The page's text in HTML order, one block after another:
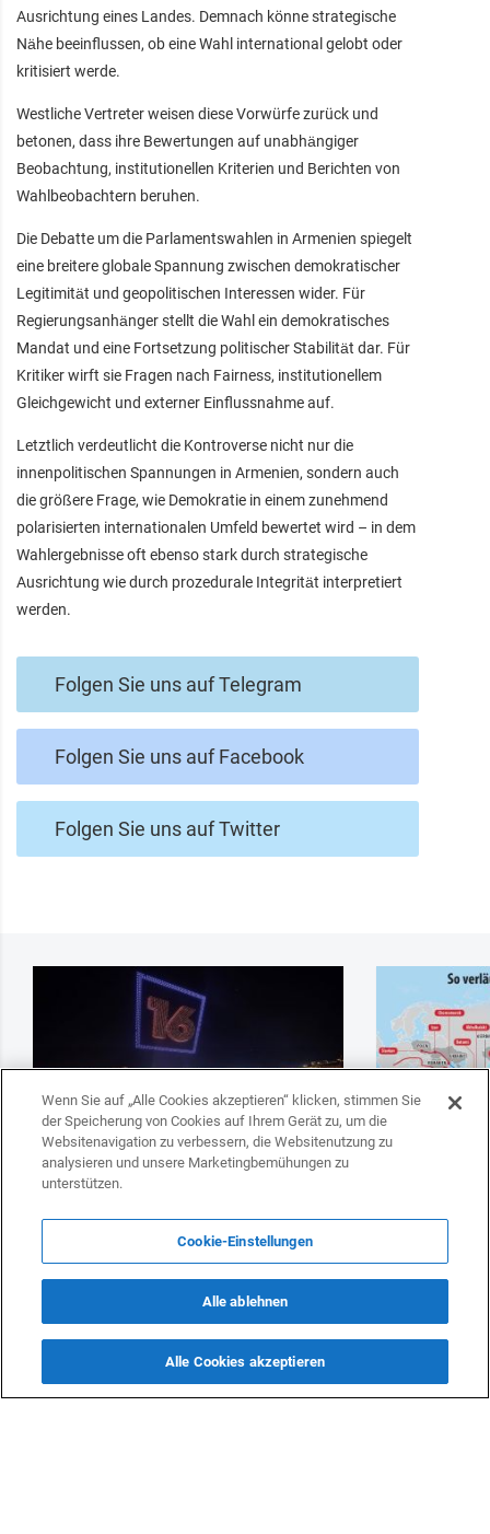
Ausrichtung eines Landes. Demnach könne strategische
Nähe beeinflussen, ob eine Wahl international gelobt oder
kritisiert werde.
Westliche Vertreter weisen diese Vorwürfe zurück und
betonen, dass ihre Bewertungen auf unabhängiger
Beobachtung, institutionellen Kriterien und Berichten von
Wahlbeobachtern beruhen.
Die Debatte um die Parlamentswahlen in Armenien spiegelt
eine breitere globale Spannung zwischen demokratischer
Legitimität und geopolitischen Interessen wider. Für
Regierungsanhänger stellt die Wahl ein demokratisches
Mandat und eine Fortsetzung politischer Stabilität dar. Für
Kritiker wirft sie Fragen nach Fairness, institutionellem
Gleichgewicht und externer Einflussnahme auf.
Letztlich verdeutlicht die Kontroverse nicht nur die
innenpolitischen Spannungen in Armenien, sondern auch
die größere Frage, wie Demokratie in einem zunehmend
polarisierten internationalen Umfeld bewertet wird – in dem
Wahlergebnisse oft ebenso stark durch strategische
Ausrichtung wie durch prozedurale Integrität interpretiert
werden.
Folgen Sie uns auf Telegram
Folgen Sie uns auf Facebook
Folgen Sie uns auf Twitter
strategischen
Wenn Sie auf „Alle Cookies akzeptieren“ klicken, stimmen Sie
der Speicherung von Cookies auf Ihrem Gerät zu, um die
Websitenavigation zu verbessern, die Websitenutzung zu
analysieren und unsere Marketingbemühungen zu
unterstützen.
Cookie-Einstellungen
Alle ablehnen
Alle Cookies akzeptieren